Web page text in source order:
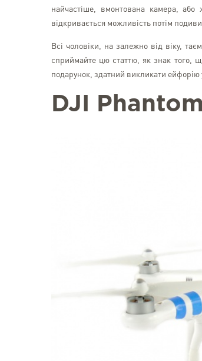
найчастіше, вмонтована камера,
відкривається можливість потім
Всі чоловіки, на залежно від віку,
сприймайте цю статтю, як знак того,
подарунок, здатний викликати ейфорію
DJI